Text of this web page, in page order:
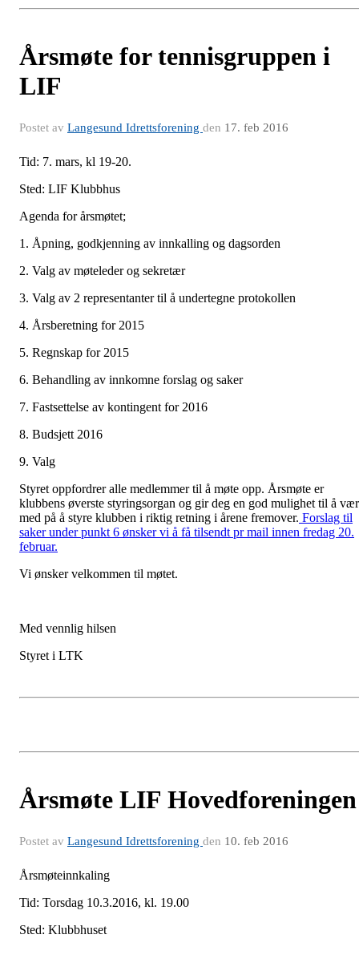
Årsmøte for tennisgruppen i
LIF
Postet av Langesund Idrettsforening den 17. feb 2016
Tid: 7. mars, kl 19-20.
Sted: LIF Klubbhus
Agenda for årsmøtet;
1. Åpning, godkjenning av innkalling og dagsorden
2. Valg av møteleder og sekretær
3. Valg av 2 representanter til å undertegne protokollen
4. Årsberetning for 2015
5. Regnskap for 2015
6. Behandling av innkomne forslag og saker
7. Fastsettelse av kontingent for 2016
8. Budsjett 2016
9. Valg
Styret oppfordrer alle medlemmer til å møte opp. Årsmøte er
klubbens øverste styringsorgan og gir deg en god mulighet til å
med på å styre klubben i riktig retning i årene fremover. Forslag til
saker under punkt 6 ønsker vi å få tilsendt pr mail innen fredag 20.
februar.
Vi ønsker velkommen til møtet.
Med vennlig hilsen
Styret i LTK
Årsmøte LIF Hovedforeningen
Postet av Langesund Idrettsforening den 10. feb 2016
Årsmøteinnkaling
Tid: Torsdag 10.3.2016, kl. 19.00
Sted: Klubbhuset